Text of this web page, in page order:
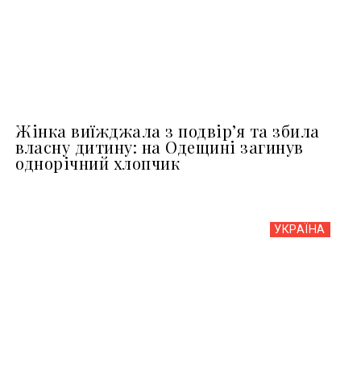
Жінка виїжджала з подвір’я та збила
власну дитину: на Одещині загинув
однорічний хлопчик
УКРАЇНА